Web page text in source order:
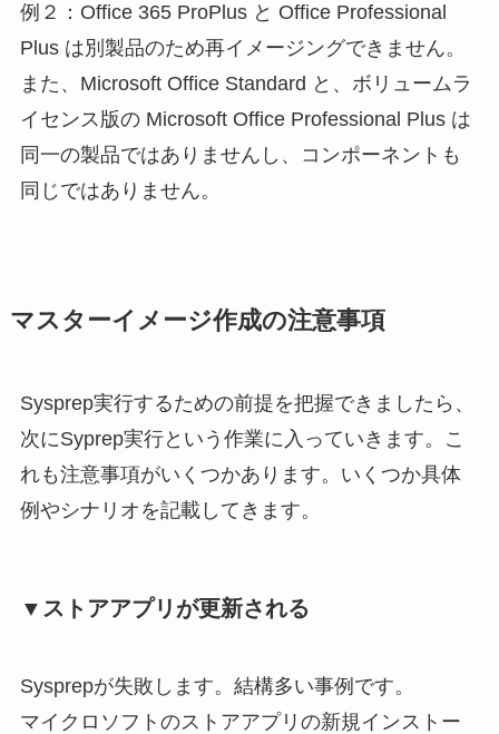
例２：Office 365 ProPlus と Office Professional
Plus は別製品のため再イメージングできません。
また、Microsoft Office Standard と、ボリュームラ
イセンス版の Microsoft Office Professional Plus は
同一の製品ではありませんし、コンポーネントも
同じではありません。
マスターイメージ作成の注意事項
Sysprep実行するための前提を把握できましたら、
次にSyprep実行という作業に入っていきます。こ
れも注意事項がいくつかあります。いくつか具体
例やシナリオを記載してきます。
▼ストアアプリが更新される
Sysprepが失敗します。結構多い事例です。
マイクロソフトのストアアプリの新規インストー